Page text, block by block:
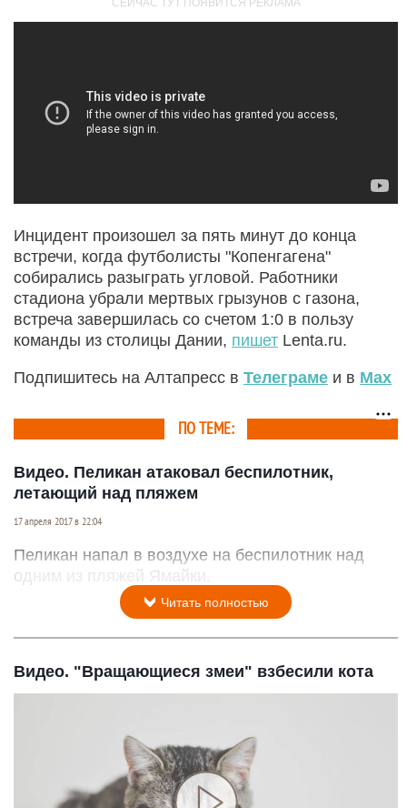
Инцидент произошел за пять минут до конца
встречи, когда футболисты "Копенгагена"
собирались разыграть угловой. Работники
стадиона убрали мертвых грызунов с газона,
встреча завершилась со счетом 1:0 в пользу
команды из столицы Дании, пишет Lenta.ru.
Подпишитесь на Алтапресс в Телеграме и в Max
ПО ТЕМЕ:
Видео. Пеликан атаковал беспилотник,
летающий над пляжем
17 апреля 2017 в 22:04
Пеликан напал в воздухе на беспилотник над
одним из пляжей Ямайки.
Читать полностью
Видео. "Вращающиеся змеи" взбесили кота